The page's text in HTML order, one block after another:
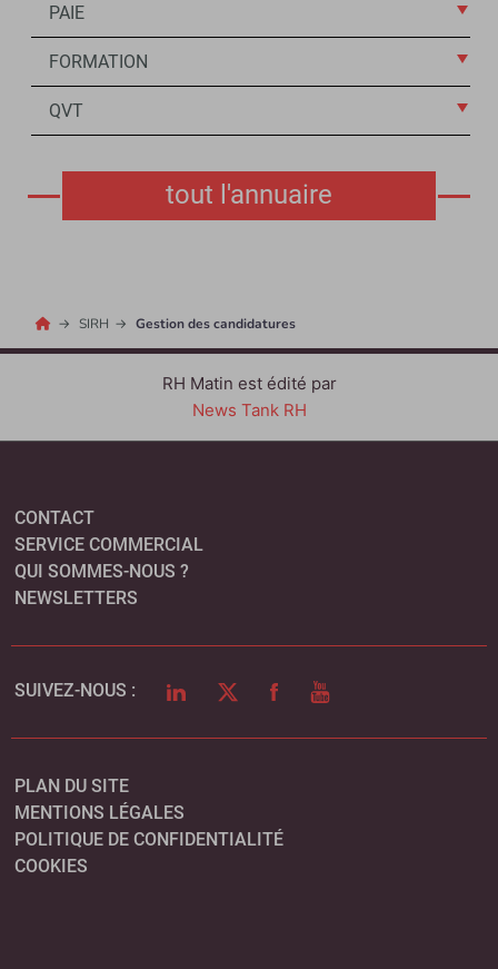
PAIE
FORMATION
QVT
tout l'annuaire
SIRH Gestion des candidatures
RH Matin est édité par
News Tank RH
CONTACT
SERVICE COMMERCIAL
QUI SOMMES-NOUS ?
NEWSLETTERS
SUIVEZ-NOUS : LINKEDINTWITTERFACEBOOK
YOUTUBE
PLAN DU SITE
MENTIONS LÉGALES
POLITIQUE DE CONFIDENTIALITÉ
COOKIES